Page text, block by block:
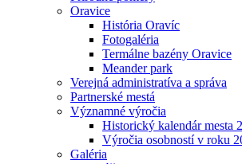
Oravice
História Oravíc
Fotogaléria
Termálne bazény Oravice
Meander park
Verejná administratíva a správa
Partnerské mestá
Významné výročia
Historický kalendár mesta
Výročia osobností v roku
Galéria